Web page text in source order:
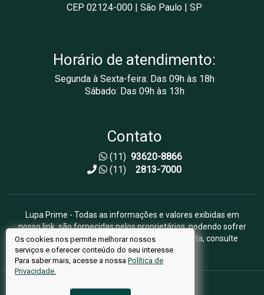
CEP 02124-000 | São Paulo | SP
Horário de atendimento:
Segunda à Sexta-feira: Das 09h às 18h
Sábado: Das 09h às 13h
Contato
(11) 93620-8866
(11)2813-7000
Lupa Prime - Todas as informações e valores exibidas em
nosso link, são fornecidas pelos proprietários, podendo sofrer
alterações sem aviso prévio. Antes da proposta, consulte
nossos corretores.
Os cookies nos permite melhorar nossos
serviços e oferecer conteúdo do seu interesse.
Para saber mais, acesse a nossa Política de
Privacidade.